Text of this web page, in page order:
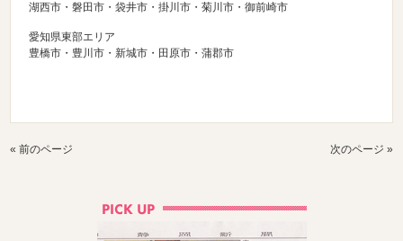
湖西市・磐田市・袋井市・掛川市・菊川市・御前崎市
愛知県東部エリア
豊橋市・豊川市・新城市・田原市・蒲郡市
« 前のページ 次のページ »